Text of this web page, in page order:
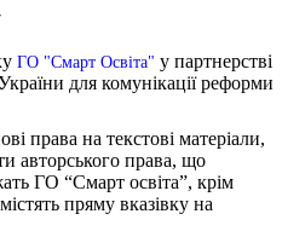
ГО "Смарт Освіта" у партнерстві
для комунікації реформи
права на текстові матеріали,
авторського права, що
ГО “Смарт освіта”, крім
пряму вказівку на